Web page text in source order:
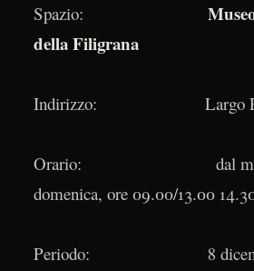
Spazio:
della Filigrana
Indirizzo: Largo
Orario: dal
domenica, ore 09.00/13.00
Periodo: 8 dicembre